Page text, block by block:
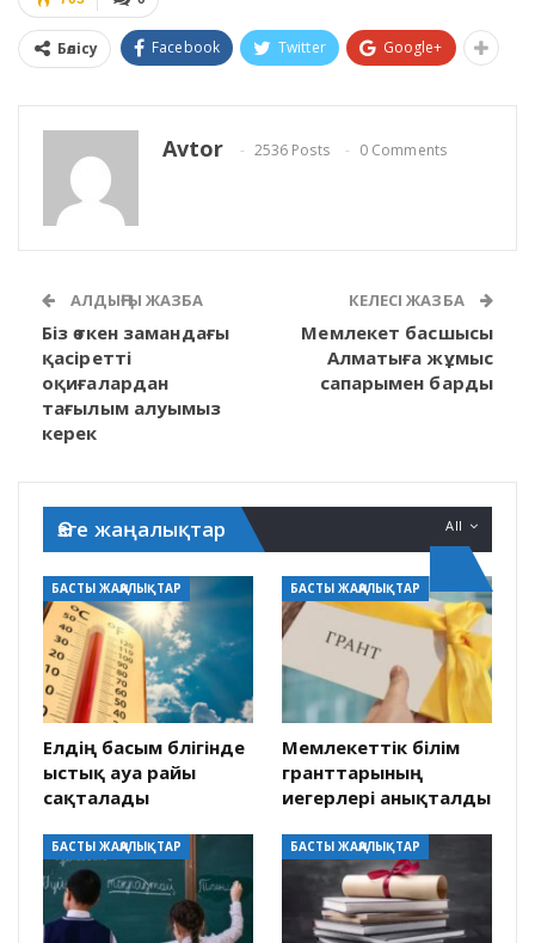
Бөлісу Facebook Twitter Google+
Avtor 2536 Posts 0 Comments
АЛДЫҢҒЫ ЖАЗБА
Біз өткен замандағы
қасіретті
оқиғалардан
тағылым алуымыз
керек
КЕЛЕСІ ЖАЗБА
Мемлекет басшысы
Алматыға жұмыс
сапарымен барды
All
Өзге жаңалықтар
БАСТЫ ЖАҢАЛЫҚТАР
Елдің басым бөлігінде
ыстық ауа райы
сақталады
БАСТЫ ЖАҢАЛЫҚТАР
Мемлекеттік білім
гранттарының
иегерлері анықталды
БАСТЫ ЖАҢАЛЫҚТАР БАСТЫ ЖАҢАЛЫҚТАР